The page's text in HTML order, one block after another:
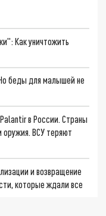
Как уничтожить
беды для малышей не
в России. Страны
оружия. ВСУ теряют
и возвращение
которые ждали все